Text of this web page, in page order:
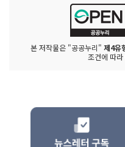
본 저작물은 "공공누리" 제4유
조건에 따